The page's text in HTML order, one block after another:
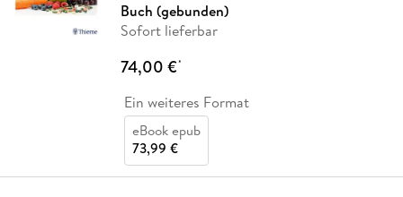
Buch (gebunden)
Sofort lieferbar
74,00 €*
Ein weiteres Format
eBook epub
73,99 €